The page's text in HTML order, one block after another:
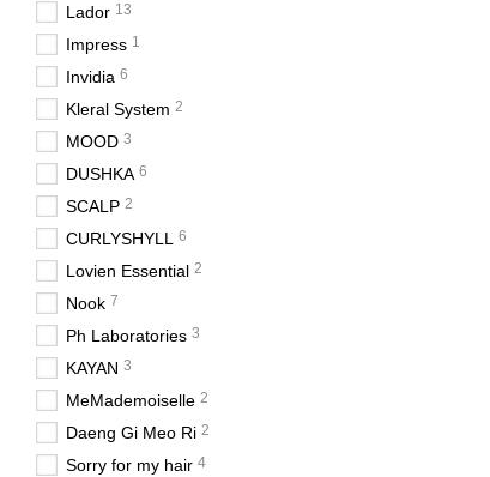
Lador 13
Impress 1
Invidia 6
Kleral System 2
MOOD 3
DUSHKA 6
SCALP 2
CURLYSHYLL 6
Lovien Essential 2
Nook 7
Ph Laboratories 3
KAYAN 3
MeMademoiselle 2
Daeng Gi Meo Ri 2
Sorry for my hair 4